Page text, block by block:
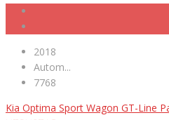
2018
Autom...
7768
Kia Optima Sport Wagon GT-Line